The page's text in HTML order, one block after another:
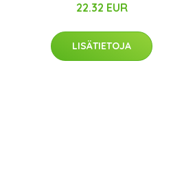
22.32 EUR
LISÄTIETOJA